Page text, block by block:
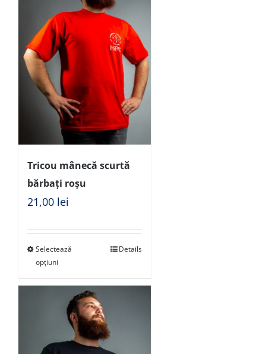
Tricou mânecă scurtă
bărbați roșu
21,00 lei
Selectează
opțiuni
Details